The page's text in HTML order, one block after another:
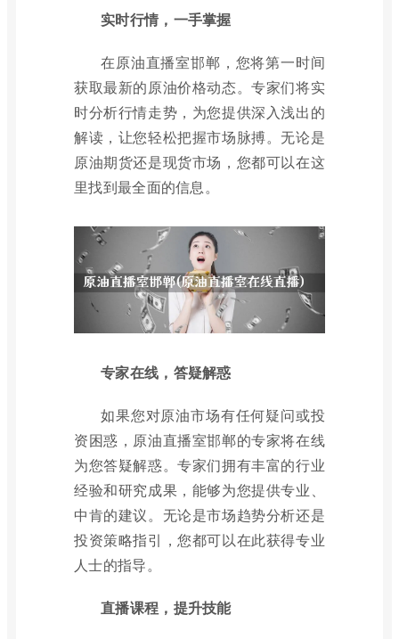
实时行情，一手掌握
在原油直播室邯郸，您将第一时间
获取最新的原油价格动态。专家们将实
时分析行情走势，为您提供深入浅出的
解读，让您轻松把握市场脉搏。无论是
原油期货还是现货市场，您都可以在这
里找到最全面的信息。
专家在线，答疑解惑
如果您对原油市场有任何疑问或投
资困惑，原油直播室邯郸的专家将在线
为您答疑解惑。专家们拥有丰富的行业
经验和研究成果，能够为您提供专业、
中肯的建议。无论是市场趋势分析还是
投资策略指引，您都可以在此获得专业
人士的指导。
直播课程，提升技能